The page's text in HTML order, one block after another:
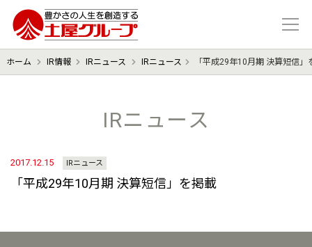
豊かさの人生を想像する 土屋グル
ホーム IR情報 IRニュース IRニュース 「平成29年10月期 決算短信」
IRニュース
2017.12.15 IRニュース
「平成29年10月期 決算短信」を掲載